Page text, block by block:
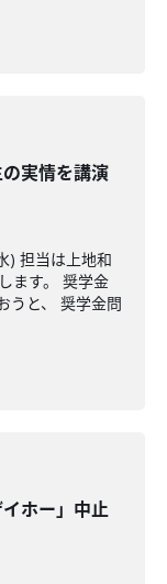
実情を講演
担当は上地和
ます。 奨学金
うと、 奨学金問
ホー」中止